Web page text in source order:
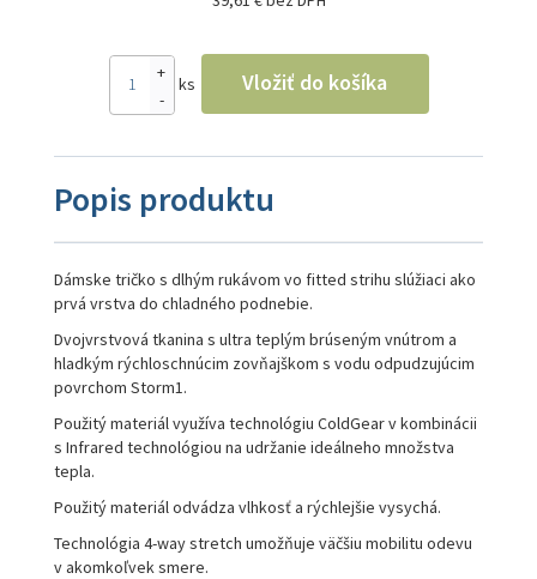
-
+
ks Vložiť do košíka
Popis produktu
Dámske tričko s dlhým rukávom vo fitted strihu slúžiaci ako
prvá vrstva do chladného podnebie.
Dvojvrstvová tkanina s ultra teplým brúseným vnútrom a
hladkým rýchloschnúcim zovňajškom s vodu odpudzujúcim
povrchom Storm1.
Použitý materiál využíva technológiu ColdGear v kombinácii
s Infrared technológiou na udržanie ideálneho množstva
tepla.
Použitý materiál odvádza vlhkosť a rýchlejšie vysychá.
Technológia 4-way stretch umožňuje väčšiu mobilitu odevu
v akomkoľvek smere.